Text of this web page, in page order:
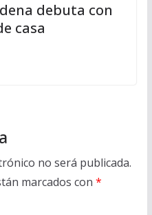
debuta con
casa
no será publicada.
marcados con *